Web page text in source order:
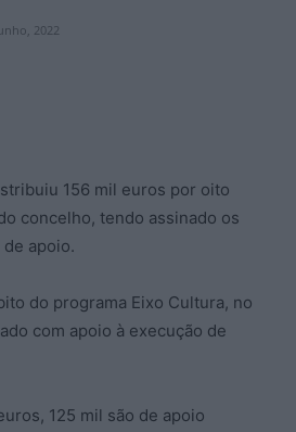
2022
156 mil euros por oito
concelho, tendo assinado os
apoio.
do programa Eixo Cultura, no
com apoio à execução de
125 mil são de apoio